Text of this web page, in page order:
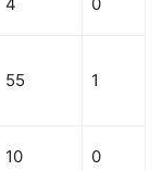
55 1
10 0